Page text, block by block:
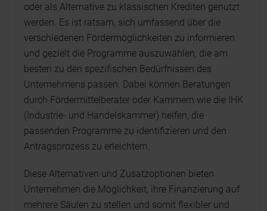
oder als Alternative zu klassischen Krediten genutzt
werden. Es ist ratsam, sich umfassend über die
verschiedenen Fördermöglichkeiten zu informieren
und gezielt die Programme auszuwählen, die am
besten zu den spezifischen Bedürfnissen des
Unternehmens passen. Dabei können Beratungen
durch Fördermittelberater oder Kammern wie die IHK
(Industrie- und Handelskammer) helfen, die
passenden Programme zu identifizieren und den
Antragsprozess zu erleichtern.
Diese Alternativen und Zusatzoptionen bieten
Unternehmen die Möglichkeit, ihre Finanzierung auf
mehrere Säulen zu stellen und somit flexibler und